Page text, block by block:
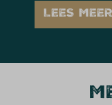
LEES MEER